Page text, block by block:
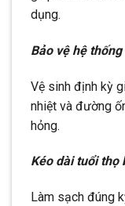
dụng.
Bảo vệ hệ
Vệ sinh định kỳ
nhiệt và đường
hỏng.
Kéo dài tuổi thọ
Làm sạch đúng